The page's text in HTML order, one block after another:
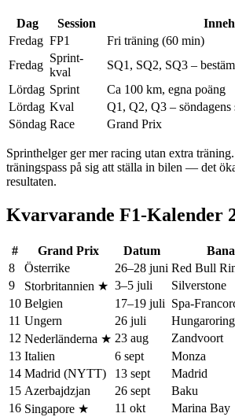
Dag Session
Fredag FP1
Fri träning (60 min)
Fredag
Sprint-
kval
SQ1, SQ2, SQ3 –
Lördag Sprint
Ca 100 km, egna poäng
Lördag Kval
Q1, Q2, Q3 – söndagens
Söndag Race Grand Prix
Sprinthelger ger mer racing utan extra
träningspass på sig att ställa in bilen — det
resultaten.
Kvarvarande F1-Kalender
# Grand Prix Datum
Bana
8
Österrike 26–28 juni Red Bull
9
Storbritannien ★ 3–5 juli
Silverstone
10 Belgien 17–19 juli Spa-
11 Ungern 26 juli
Hungaroring
12 Nederländerna ★ 23 aug
Zandvoort
13 Italien 6 sept
Monza
14 Madrid (NYTT) 13 sept
Madrid
15 Azerbajdzjan 26 sept
Baku
16 Singapore ★ 11 okt
Marina Bay